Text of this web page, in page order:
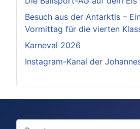
Besuch aus der Antarktis –
Vormittag für die vierten
Karneval 2026
Instagram-Kanal der
Benutzername